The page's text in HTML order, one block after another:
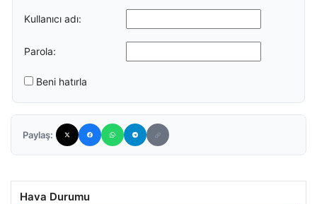
Kullanıcı adı:
Parola:
Beni hatırla
Paylaş:
Hava Durumu